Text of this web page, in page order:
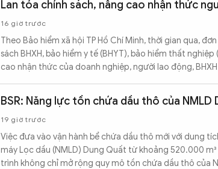
Lan tỏa chính sách, nâng cao nhận thức
16 giờ trước
Theo Bảo hiểm xã hội TP Hồ Chí Minh, thời gian qua,
sách BHXH, bảo hiểm y tế (BHYT), bảo hiểm thất
cao nhận thức của doanh nghiệp, người lao động,
BSR: Năng lực tồn chứa dầu thô của
19 giờ trước
Việc đưa vào vận hành bể chứa dầu thô mới với dung
máy Lọc dầu (NMLD) Dung Quất từ khoảng 520.000
trình không chỉ mở rộng quy mô tồn chứa dầu thô của